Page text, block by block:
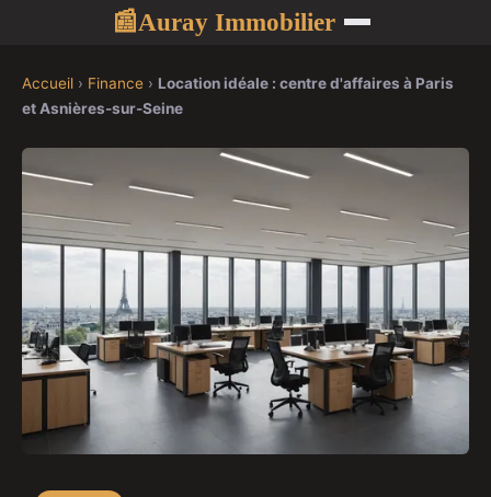
📰Auray Immobilier
Accueil › Finance › Location idéale : centre d'affaires à Paris
et Asnières-sur-Seine